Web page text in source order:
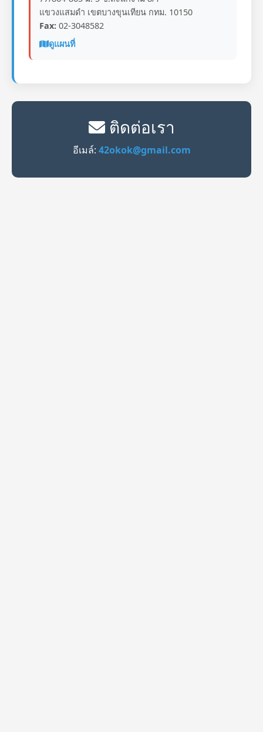
แขวงแสมดำ เขตบางขุนเทียน กทม. 10150
Fax: 02-3048582
ดูแผนที่
ติดต่อเรา
อีเมล์: 42okok@gmail.com